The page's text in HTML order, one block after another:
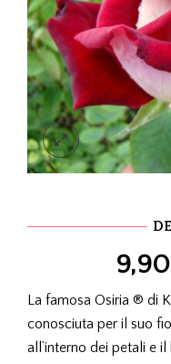
9,90
La famosa Osiria ® di
conosciuta per il suo
all’interno dei petali e il